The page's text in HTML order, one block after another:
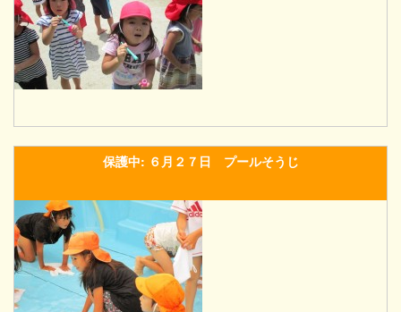
保護中: ６月２７日 プールそうじ